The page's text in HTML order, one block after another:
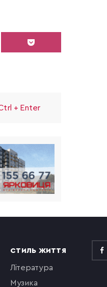
+ Enter
СТИЛЬ ЖИТТЯ
література
музика